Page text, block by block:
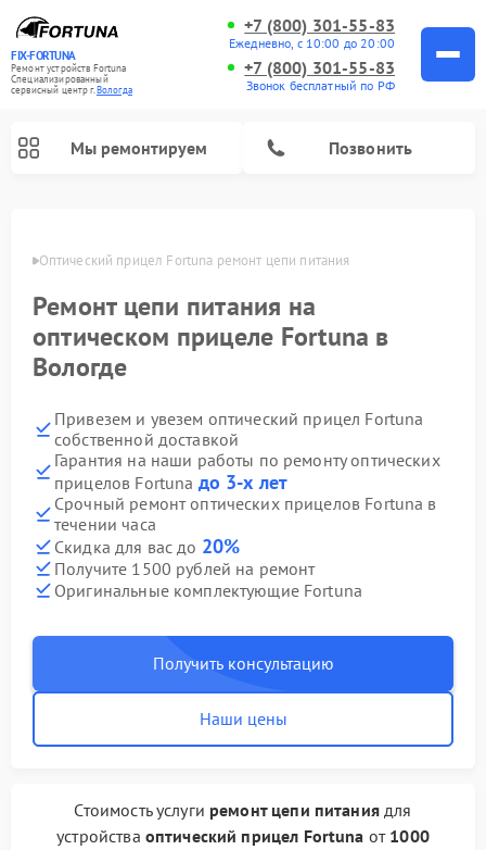
FIX-FORTUNA
Ремонт устройств Fortuna
Специализированный
cервисный центр г.Вологда
+7 (800) 301-55-83
Ежедневно, с 10:00 до 20:00
+7 (800) 301-55-83
Звонок бесплатный по РФ
Мы ремонтируем Позвонить
Оптический прицел Fortuna ремонт цепи питания
Ремонт цепи питания на
оптическом прицеле Fortuna в
Вологде
Привезем и увезем оптический прицел Fortuna
собственной доставкой
Гарантия на наши работы по ремонту оптических
прицелов Fortuna до 3-х лет
Срочный ремонт оптических прицелов Fortuna в
течении часа
Скидка для вас до 20%
Получите 1500 рублей на ремонт
Оригинальные комплектующие Fortuna
Получить консультацию
Наши цены
Стоимость услуги ремонт цепи питаниядля
устройства оптический прицел Fortuna от 1000